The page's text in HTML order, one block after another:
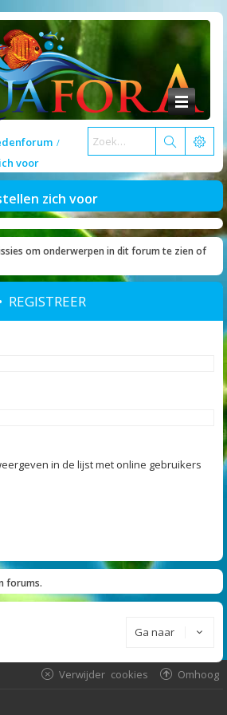
voor
zich voor
om onderwerpen in dit forum te zien of
REGISTREER
in de lijst met online gebruikers
forums.
Ga naar
Omhoog
Verwijder cookies